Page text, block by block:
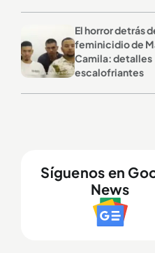
El horror detrás
feminicidio de
Camila: detalles
escalofriantes
Síguenos en
News